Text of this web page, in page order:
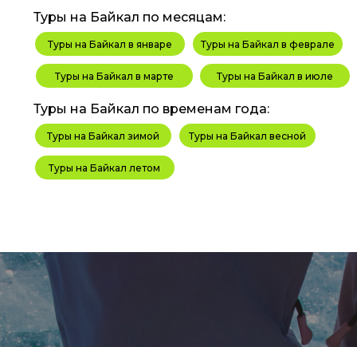
Туры на Байкал в марте Туры на Байкал в июле
Туры на Байкал в феврале
Туры на Байкал в январе
Туры на Байкал зимой Туры на Байкал весной
Туры на Байкал летом
Туры на Байкал по месяцам:
Туры на Байкал по временам года: